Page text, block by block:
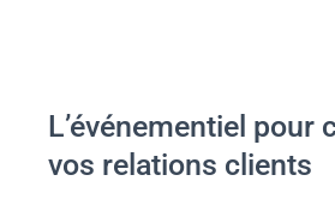
L’événementiel pour
vos relations clients